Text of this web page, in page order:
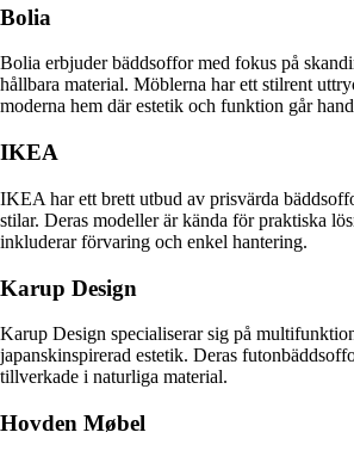
Bolia
Bolia erbjuder bäddsoffor med fokus på
hållbara material. Möblerna har ett stilrent
moderna hem där estetik och funktion går
IKEA
IKEA har ett brett utbud av prisvärda
stilar. Deras modeller är kända för praktiska
inkluderar förvaring och enkel hantering.
Karup Design
Karup Design specialiserar sig på
japanskinspirerad estetik. Deras
tillverkade i naturliga material.
Hovden Møbel